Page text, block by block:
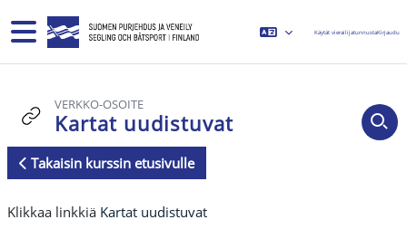
Sivupaneeli Käytät vierailijatunnustaKirjaudu
VERKKO-OSOITE
Kartat uudistuvat
Takaisin kurssin etusivulle
Klikkaa linkkiä Kartat uudistuvat